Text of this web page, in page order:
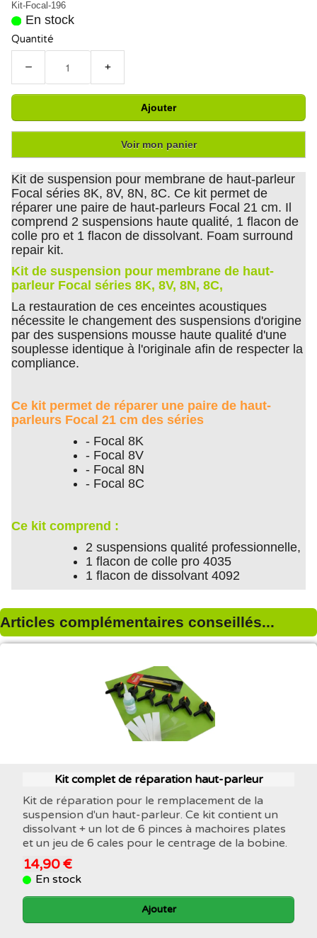
Kit-Focal-196
En stock
Quantité
− +
Ajouter
Voir mon panier
Kit de suspension pour membrane de haut-parleur
Focal séries 8K, 8V, 8N, 8C. Ce kit permet de
réparer une paire de haut-parleurs Focal 21 cm. Il
comprend 2 suspensions haute qualité, 1 flacon de
colle pro et 1 flacon de dissolvant. Foam surround
repair kit.
Kit de suspension pour membrane de haut-
parleur Focal séries 8K, 8V, 8N, 8C,
La restauration de ces enceintes acoustiques
nécessite le changement des suspensions d'origine
par des suspensions mousse haute qualité d'une
souplesse identique à l'originale afin de respecter la
compliance.
Ce kit permet de réparer une paire de haut-
parleurs Focal 21 cm des séries
- Focal 8K
- Focal 8V
- Focal 8N
- Focal 8C
Ce kit comprend :
2 suspensions qualité professionnelle,
1 flacon de colle pro 4035
1 flacon de dissolvant 4092
Articles complémentaires conseillés...
Kit complet de réparation haut-parleur
Kit de réparation pour le remplacement de la
suspension d'un haut-parleur. Ce kit contient un
dissolvant + un lot de 6 pinces à machoires plates
et un jeu de 6 cales pour le centrage de la bobine.
14,90 €
En stock
Ajouter